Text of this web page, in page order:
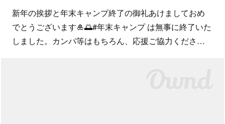
新年の挨拶と年末キャンプ終了の御礼あけましておめ
でとうございます🎍🌅#年末キャンプ は無事に終了いた
しました。カンパ等はもちろん、応援ご協力くださ…